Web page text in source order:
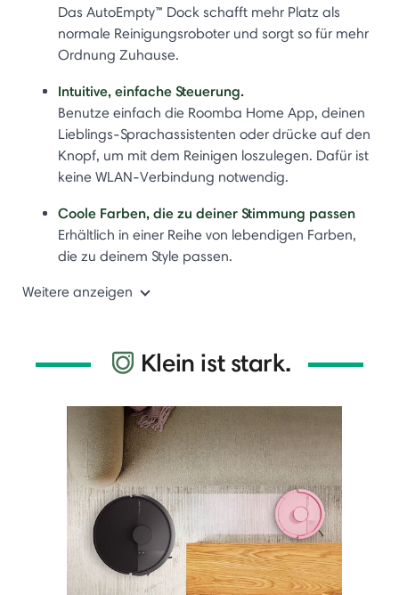
Das AutoEmpty™ Dock schafft mehr Platz als
normale Reinigungsroboter und sorgt so für mehr
Ordnung Zuhause.
Intuitive, einfache Steuerung.
Benutze einfach die Roomba Home App, deinen
Lieblings-Sprachassistenten oder drücke auf den
Knopf, um mit dem Reinigen loszulegen. Dafür ist
keine WLAN-Verbindung notwendig.
Coole Farben, die zu deiner Stimmung passen
Erhältlich in einer Reihe von lebendigen Farben,
die zu deinem Style passen.
Weitere anzeigen
Klein ist stark.